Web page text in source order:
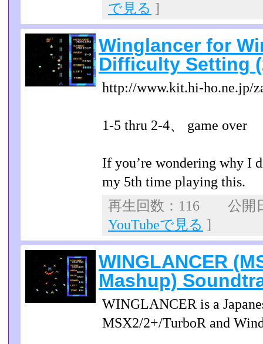
で見る ]
Winglancer for
Difficulty Setting
http://www.kit.hi-ho.ne.jp/
1-5 thru 2-4、 game over
If you’re wondering why I
my 5th time playing this.
再生回数：116 公開
YouTubeで見る ]
WINGLANCER
Mashup)
WINGLANCER is a
MSX2/2+/TurboR and